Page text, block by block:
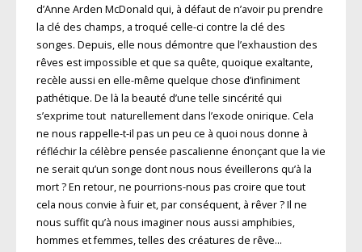
d’Anne Arden McDonald qui, à défaut de n’avoir pu prendre
la clé des champs, a troqué celle-ci contre la clé des
songes. Depuis, elle nous démontre que l’exhaustion des
rêves est impossible et que sa quête, quoique exaltante,
recèle aussi en elle-même quelque chose d’infiniment
pathétique. De là la beauté d’une telle sincérité qui
s’exprime tout naturellement dans l’exode onirique. Cela
ne nous rappelle-t-il pas un peu ce à quoi nous donne à
réfléchir la célèbre pensée pascalienne énonçant que la vie
ne serait qu’un songe dont nous nous éveillerons qu’à la
mort ? En retour, ne pourrions-nous pas croire que tout
cela nous convie à fuir et, par conséquent, à rêver ? Il ne
nous suffit qu’à nous imaginer nous aussi amphibies,
hommes et fem­mes, telles des créatures de rêve…